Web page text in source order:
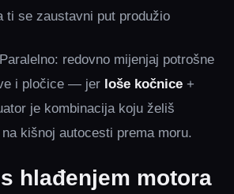
ti se zaustavni put produžio
redovno mijenjaj potrošne
i pločice — jer loše kočnice +
je kombinacija koju želiš
kišnoj autocesti prema moru.
hlađenjem motora